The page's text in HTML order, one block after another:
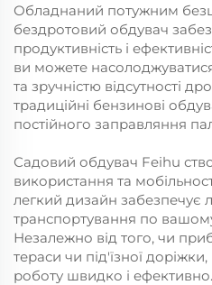
Обладнаний потужним
бездротовий обдувач
продуктивність і
ви можете
та зручністю відсутності
традиційні бензинові
постійного заправляння
Садовий обдувач Feihu
використання та
легкий дизайн забезпечує
транспортування по
Незалежно від того, чи
тераси чи під'їзної
роботу швидко і ефективно.